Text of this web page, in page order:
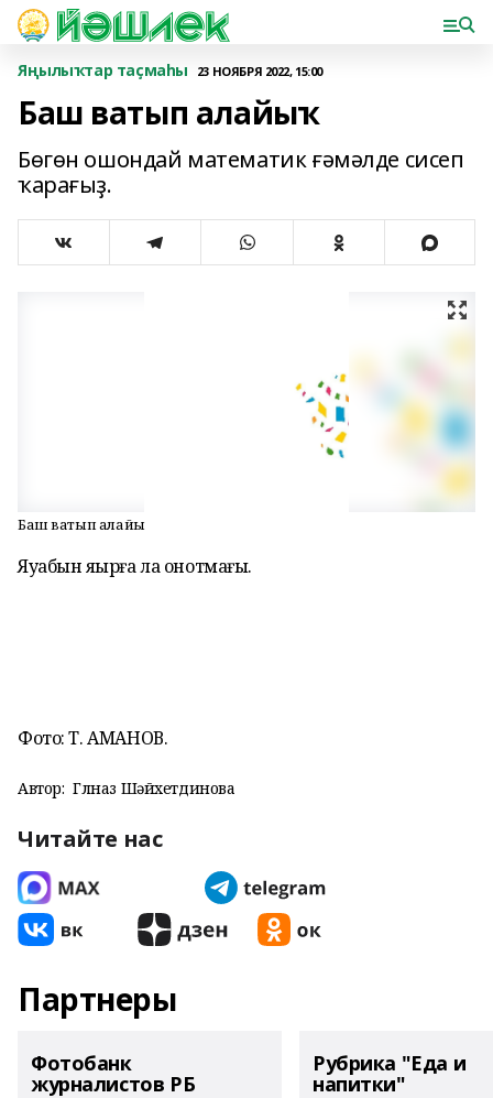
Яңылыҡтар таҫмаһы 23 НОЯБРЯ 2022, 15:00
Баш ватып алайыҡ
Бөгөн ошондай математик ғәмәлде сисеп
ҡарағыҙ.
Баш ватып алайыҡ
Яуабын яҙырға ла онотмағыҙ.
Фото: Т. АМАНОВ.
Автор: Гөлназ Шәйхетдинова
Читайте нас
Партнеры
Фотобанк
журналистов РБ
Рубрика "Еда и
напитки"